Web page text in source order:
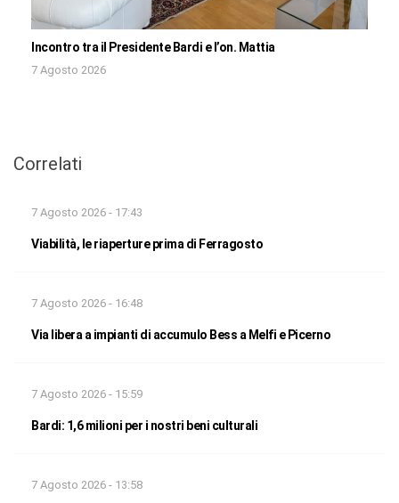
Incontro tra il Presidente Bardi e l’on. Mattia
7 Agosto 2026
Correlati
7 Agosto 2026 - 17:43
Viabilità, le riaperture prima di Ferragosto
7 Agosto 2026 - 16:48
Via libera a impianti di accumulo Bess a Melfi e Picerno
7 Agosto 2026 - 15:59
Bardi: 1,6 milioni per i nostri beni culturali
7 Agosto 2026 - 13:58